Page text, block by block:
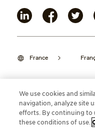
France
©2026 Maui Jim, Inc.
We use cookies and
navigation, analyze site
efforts. By continuing to
these conditions of use.